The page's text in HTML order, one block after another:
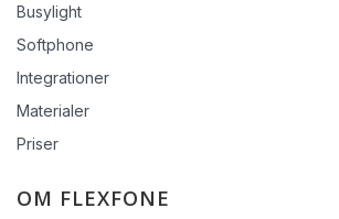
Busylight
Softphone
Integrationer
Materialer
Priser
OM FLEXFONE